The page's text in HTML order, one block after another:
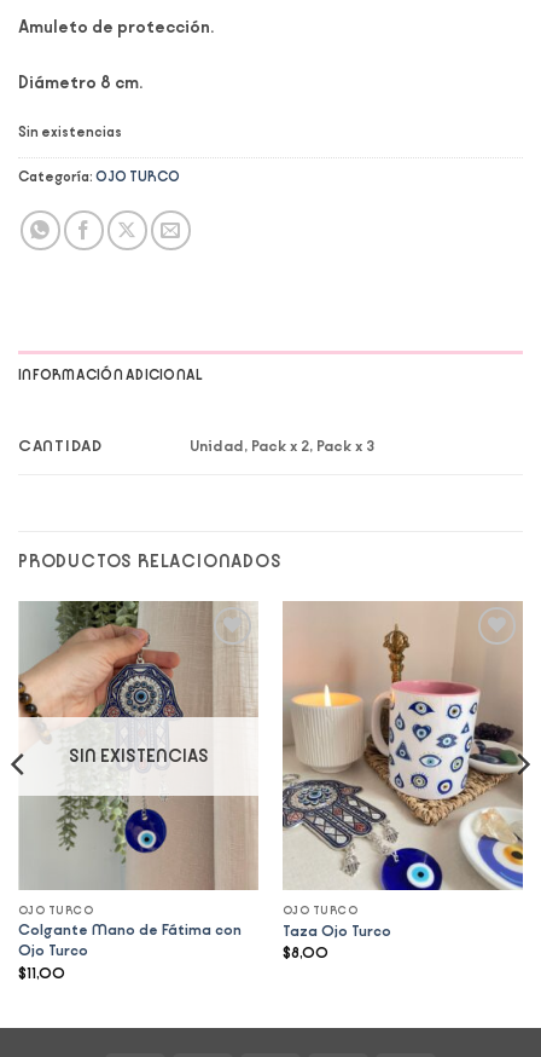
Amuleto de protección.
Diámetro 8 cm.
Sin existencias
Categoría: OJO TURCO
INFORMACIÓN ADICIONAL
CANTIDAD Unidad, Pack x 2, Pack x 3
PRODUCTOS RELACIONADOS
SIN EXISTENCIAS
OJO TURCO
Colgante Mano de Fátima con
Ojo Turco
$11,00
OJO TURCO
Taza Ojo Turco
$8,00